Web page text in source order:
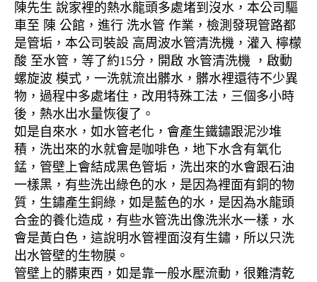
陳先生 說家裡的熱水龍頭多處堵到沒水，本公司驅
車至 陳 公館，進行 洗水管 作業，檢測發現管路都
是管垢，本公司裝設 高周波水管清洗機，灌入 檸檬
酸 至水管，等了約15分，開啟 水管清洗機 ，啟動
螺旋波 模式，一洗就流出髒水，髒水裡還待不少異
物，過程中多處堵住，改用特殊工法，三個多小時
後，熱水出水量恢復了。
如是自來水，如水管老化，會產生鐵鏽跟泥沙堆
積，洗出來的水就會是咖啡色，地下水含有氧化
錳，管壁上會結成黑色管垢，洗出來的水會跟石油
一樣黑，有些洗出綠色的水，是因為裡面有銅的物
質，生鏽產生銅綠，如是藍色的水，是因為水龍頭
合金的養化造成，有些水管洗出像洗米水一樣，水
會是黃白色，這說明水管裡面沒有生鏽，所以只洗
出水管壁的生物膜。
管壁上的髒東西，如是靠一般水壓流動，很難清乾